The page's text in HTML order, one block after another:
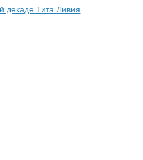
декаде Тита Ливия